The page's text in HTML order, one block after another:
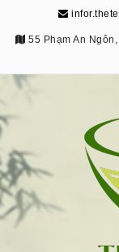
55 Phạm An